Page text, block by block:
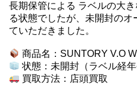
長期保管による ラベルの大
る状態でしたが、未開封の
ていただきました。
商品名：SUNTORY V.O
状態：未開封（ラベル経
買取方法：店頭買取